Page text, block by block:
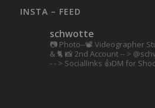
INSTA – FEED
schwotte
📷 Photo--📽️ Videographer
& 🐈 📸 2nd Account-- >
- - > Sociallinks 👍DM for